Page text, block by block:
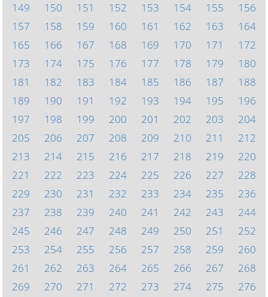
149
150 151 152 153 154 155
156
157
158 159 160 161 162 163
164
165
166 167 168 169 170 171
172
173
174 175 176 177 178 179
180
181
182 183 184 185 186 187
188
189
190 191 192 193 194 195
196
197
198 199 200 201 202 203
204
205
206 207 208 209 210 211
212
213
214 215 216 217 218 219
220
221
222 223 224 225 226 227
228
229
230 231 232 233 234 235
236
237
238 239 240 241 242 243
244
245
246 247 248 249 250 251
252
253
254 255 256 257 258 259
260
261
262 263 264 265 266 267
268
269
270 271 272 273 274 275
276